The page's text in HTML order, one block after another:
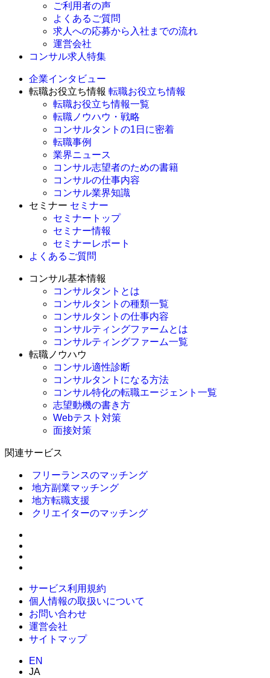
ご利用者の声
よくあるご質問
求人への応募から入社までの流れ
運営会社
コンサル求人特集
企業インタビュー
転職お役立ち情報 転職お役立ち情報
転職お役立ち情報一覧
転職ノウハウ・戦略
コンサルタントの1日に密着
転職事例
業界ニュース
コンサル志望者のための書籍
コンサルの仕事内容
コンサル業界知識
セミナー セミナー
セミナートップ
セミナー情報
セミナーレポート
よくあるご質問
コンサル基本情報
コンサルタントとは
コンサルタントの種類一覧
コンサルタントの仕事内容
コンサルティングファームとは
コンサルティングファーム一覧
転職ノウハウ
コンサル適性診断
コンサルタントになる方法
コンサル特化の転職エージェント一覧
志望動機の書き方
Webテスト対策
面接対策
関連サービス
フリーランスのマッチング
地方副業マッチング
地方転職支援
クリエイターのマッチング
サービス利用規約
個人情報の取扱いについて
お問い合わせ
運営会社
サイトマップ
EN
JA